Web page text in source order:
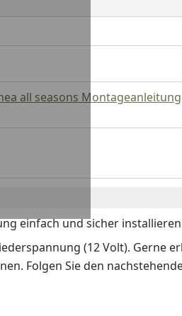
all seasons Montageanleitung
einfach und sicher
(12 Volt). Gerne
Folgen Sie den